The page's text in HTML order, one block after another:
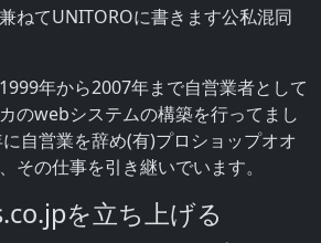
ねてUNITOROに書きます公私混同
年から2007年まで自営業者として
のwebシステムの構築を行ってまし
自営業を辞め(有)プロショップオオ
その仕事を引き継いでいます。
を立ち上げる